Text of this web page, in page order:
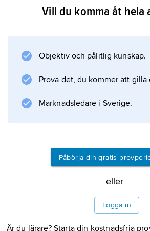
BessieVill du komma åt hela
Objektiv och pålitlig kunskap.
Prova det, du kommer att gilla
Marknadsledare i Sverige.
Påbörja din gratis
eller
Logga in
Är du lärare? Starta din kostnadsfria